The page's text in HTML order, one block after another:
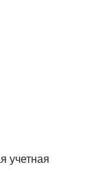
учетная